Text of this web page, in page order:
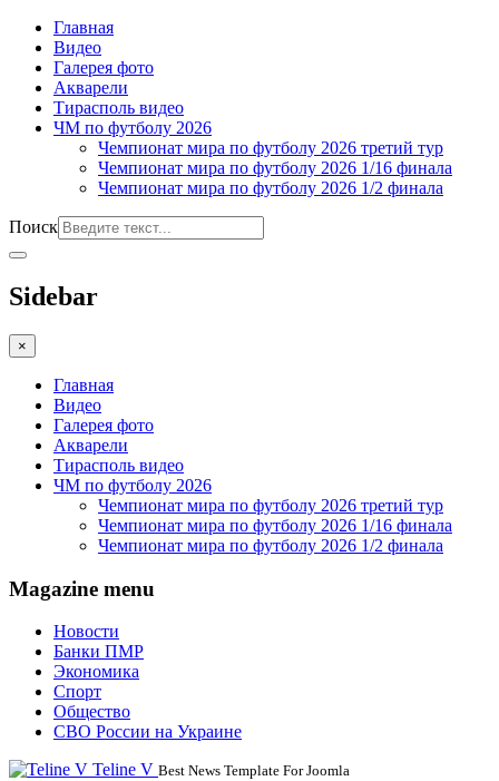
Главная
Видео
Галерея фото
Акварели
Тирасполь видео
ЧМ по футболу 2026
Чемпионат мира по футболу 2026 третий тур
Чемпионат мира по футболу 2026 1/16 финала
Чемпионат мира по футболу 2026 1/2 финала
Поиск
Sidebar
×
Главная
Видео
Галерея фото
Акварели
Тирасполь видео
ЧМ по футболу 2026
Чемпионат мира по футболу 2026 третий тур
Чемпионат мира по футболу 2026 1/16 финала
Чемпионат мира по футболу 2026 1/2 финала
Magazine menu
Новости
Банки ПМР
Экономика
Спорт
Общество
СВО России на Украине
Teline V Best News Template For Joomla